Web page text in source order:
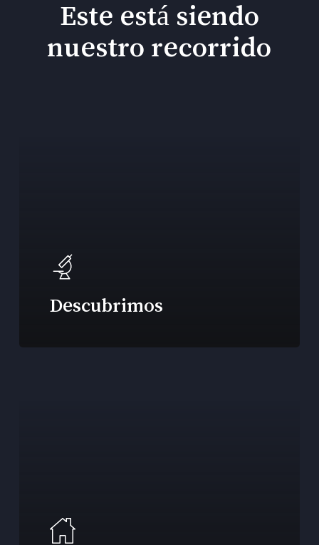
Este está siendo
nuestro recorrido
Descubrimos